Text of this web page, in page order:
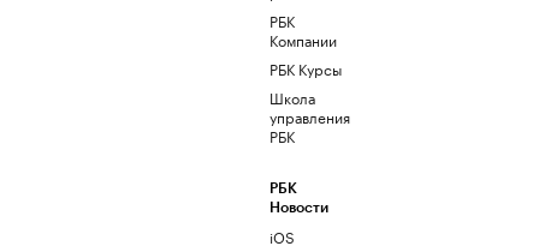
РБК
Компании
РБК Курсы
Школа
управления
РБК
РБК
Новости
iOS